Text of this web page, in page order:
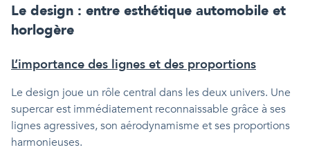
Le design : entre esthétique automobile et
horlogère
L’importance des lignes et des proportions
Le design joue un rôle central dans les deux univers. Une
supercar est immédiatement reconnaissable grâce à ses
lignes agressives, son aérodynamisme et ses proportions
harmonieuses.